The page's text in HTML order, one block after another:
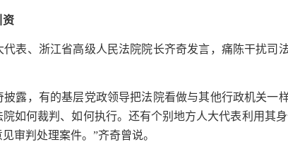
资
表、浙江省高级人民法院院长齐奇发言，痛陈干扰
露，有的基层党政领导把法院看做与其他行政机关一
如何裁判、如何执行。还有个别地方人大代表利用其
审判处理案件。”齐奇曾说。